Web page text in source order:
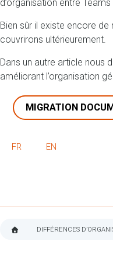
d’organisation entre
Bien sûr il existe encore de
couvrirons ultérieurement.
Dans un autre article nous
améliorant l’organisation
MIGRATION
FR EN
DIFFÉRENCES